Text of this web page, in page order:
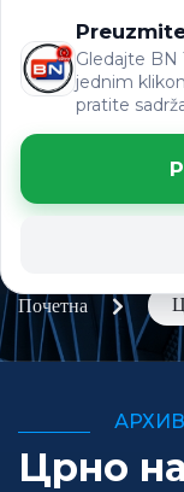
Gledajte BN
jednim
pratite
Почетна
Црно